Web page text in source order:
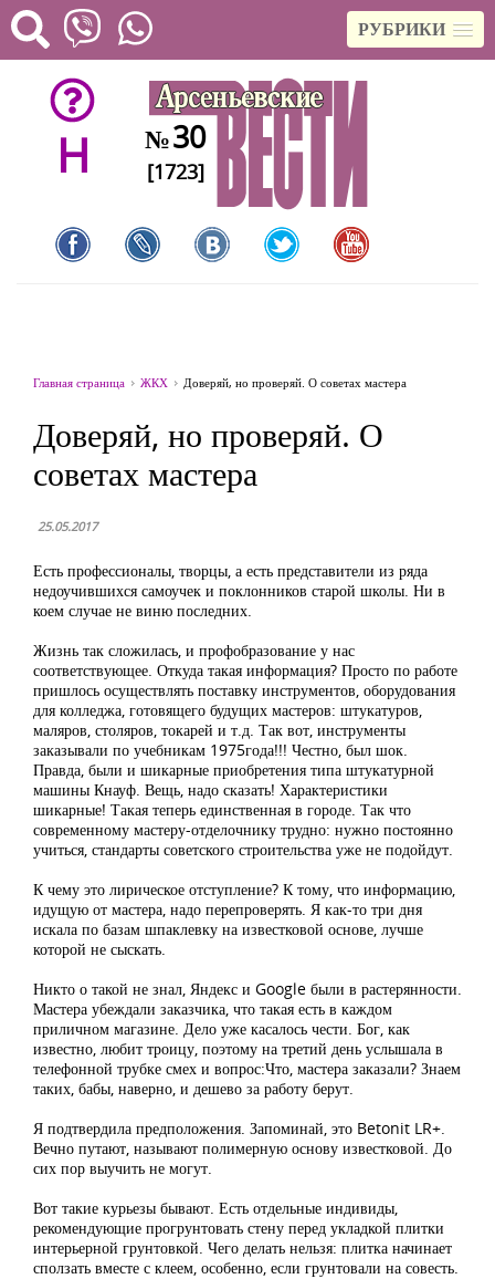
РУБРИКИ
H №30
[1723]
Главная страница ЖКХ Доверяй, но проверяй. О советах мастера
Доверяй, но проверяй. О
советах мастера
25.05.2017
Есть профессионалы, творцы, а есть представители из ряда
недоучившихся самоучек и поклонников старой школы. Ни в
коем случае не виню последних.
Жизнь так сложилась, и профобразование у нас
соответствующее. Откуда такая информация? Просто по работе
пришлось осуществлять поставку инструментов, оборудования
для колледжа, готовящего будущих мастеров: штукатуров,
маляров, столяров, токарей и т.д. Так вот, инструменты
заказывали по учебникам 1975года!!! Честно, был шок.
Правда, были и шикарные приобретения типа штукатурной
машины Кнауф. Вещь, надо сказать! Характеристики
шикарные! Такая теперь единственная в городе. Так что
современному мастеру-отделочнику трудно: нужно постоянно
учиться, стандарты советского строительства уже не подойдут.
К чему это лирическое отступление? К тому, что информацию,
идущую от мастера, надо перепроверять. Я как-то три дня
искала по базам шпаклевку на известковой основе, лучше
которой не сыскать.
Никто о такой не знал, Яндекс и Google были в растерянности.
Мастера убеждали заказчика, что такая есть в каждом
приличном магазине. Дело уже касалось чести. Бог, как
известно, любит троицу, поэтому на третий день услышала в
телефонной трубке смех и вопрос:Что, мастера заказали? Знаем
таких, бабы, наверно, и дешево за работу берут.
Я подтвердила предположения. Запоминай, это Betonit LR+.
Вечно путают, называют полимерную основу известковой. До
сих пор выучить не могут.
Вот такие курьезы бывают. Есть отдельные индивиды,
рекомендующие прогрунтовать стену перед укладкой плитки
интерьерной грунтовкой. Чего делать нельзя: плитка начинает
сползать вместе с клеем, особенно, если грунтовали на совесть.